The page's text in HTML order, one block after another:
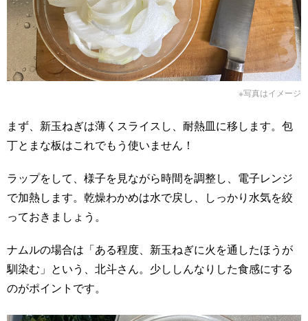
※写真はイメージ
まず、新玉ねぎは薄くスライスし、耐熱皿に移します。包
丁とまな板はこれでもう使いません！
ラップをして、様子を見ながら時間を調整し、電子レンジ
で加熱します。乾燥わかめは水で戻し、しっかり水気を絞
っておきましょう。
ナムルの場合は「ある程度、新玉ねぎに火を通したほうが
馴染む」という、北斗さん。少ししんなりした食感にする
のがポイントです。